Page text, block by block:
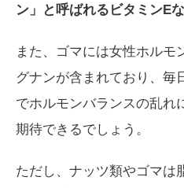
ン」と呼ばれるビタミンE
また、ゴマには女性ホルモ
グナンが含まれており、毎
でホルモンバランスの乱れ
期待できるでしょう。
ただし、ナッツ類やゴマは